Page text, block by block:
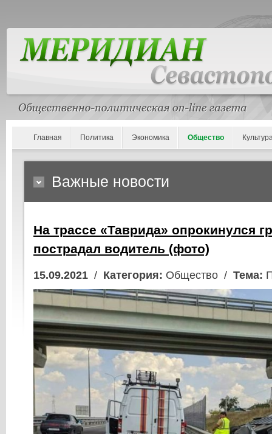
Главная Политика Экономика Общество
Важные новости
На трассе «Таврида» опрокинулся
пострадал водитель (фото)
15.09.2021 / Категория: Общество / Тема: